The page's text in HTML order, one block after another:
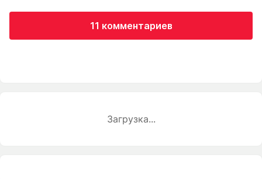
11 комментариев
Загрузка...